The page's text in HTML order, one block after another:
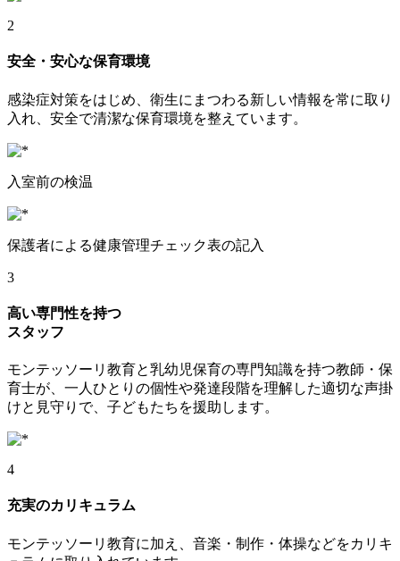
2
安全・安心な保育環境
感染症対策をはじめ、衛生にまつわる新しい情報を常に取り
入れ、安全で清潔な保育環境を整えています。
入室前の検温
保護者による健康管理チェック表の記入
3
高い専門性を持つ
スタッフ
モンテッソーリ教育と乳幼児保育の専門知識を持つ教師・保
育士が、一人ひとりの個性や発達段階を理解した適切な声掛
けと見守りで、子どもたちを援助します。
4
充実のカリキュラム
モンテッソーリ教育に加え、音楽・制作・体操などをカリキ